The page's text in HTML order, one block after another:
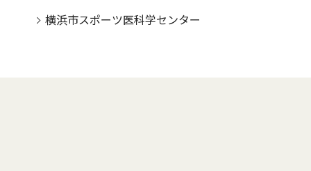
横浜市スポーツ医科学センター